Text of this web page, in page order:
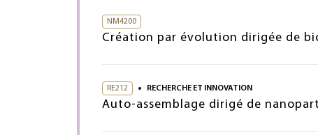
NM4200
Création par évolution dirigée de
RE212 RECHERCHE ET INNOVATION
Auto-assemblage dirigé de